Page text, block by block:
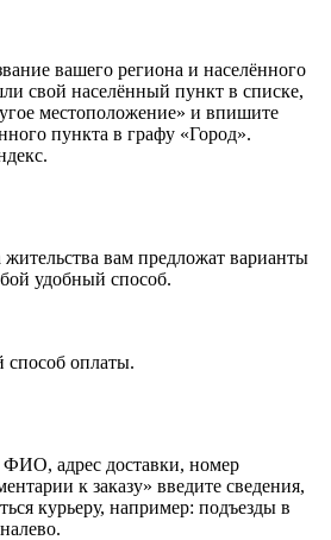
вашего региона и населённого
свой населённый пункт в списке,
местоположение» и впишите
пункта в графу «Город».
вам предложат варианты
удобный способ.
оплаты.
ФИО, адрес доставки, номер
к заказу» введите сведения,
курьеру, например: подъезды в